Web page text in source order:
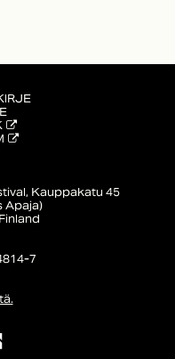
Kauppakatu 45
Apaja)
7